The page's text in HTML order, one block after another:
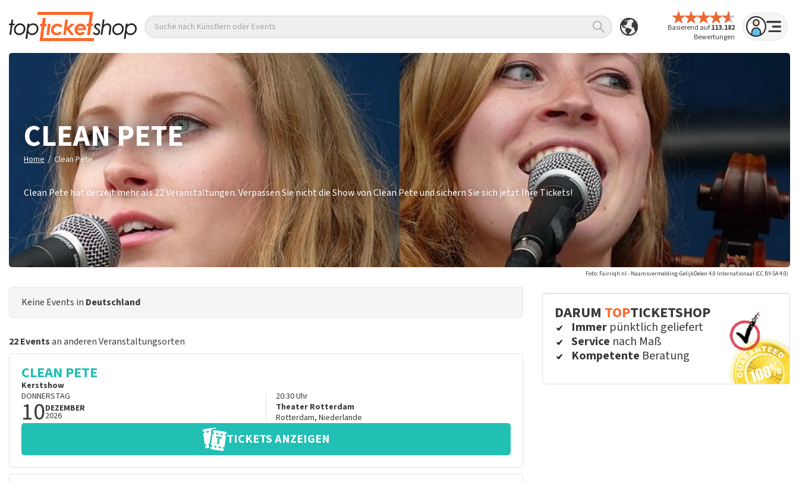
Basierend auf113.182
Bewertungen
Suche nach Künstlern oder Events
CLEAN PETE
Home / Clean Pete
Clean Pete hat derzeit mehr als 22 Veranstaltungen. Verpassen Sie nicht die Show von Clean Pete und sichern Sie sich jetzt Ihre Tickets!
Foto: Fairriqh.nl - Naamsvermelding-GelijkDelen 4.0 Internationaal (CC BY-SA 4.0)
Keine Events in Deutschland
22 Eventsan anderen Veranstaltungsorten
CLEAN PETE
Kerstshow
DONNERSTAG
10DEZEMBER
2026
20:30Uhr
Theater Rotterdam
Rotterdam, Niederlande
TICKETS ANZEIGEN
DARUM TOPTICKETSHOP
Immer pünktlich geliefert
Service nach Maß
Kompetente Beratung